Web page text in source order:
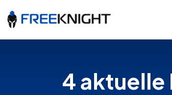
4 aktuelle